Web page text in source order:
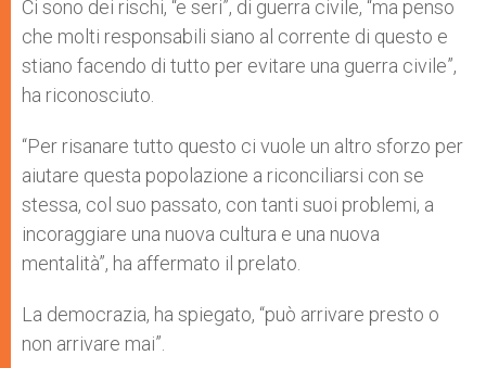
Ci sono dei rischi, “e seri”, di guerra civile, “ma penso
che molti responsabili siano al corrente di questo e
stiano facendo di tutto per evitare una guerra civile”,
ha riconosciuto.
“Per risanare tutto questo ci vuole un altro sforzo per
aiutare questa popolazione a riconciliarsi con se
stessa, col suo passato, con tanti suoi problemi, a
incoraggiare una nuova cultura e una nuova
mentalità”, ha affermato il prelato.
La democrazia, ha spiegato, “può arrivare presto o
non arrivare mai”.